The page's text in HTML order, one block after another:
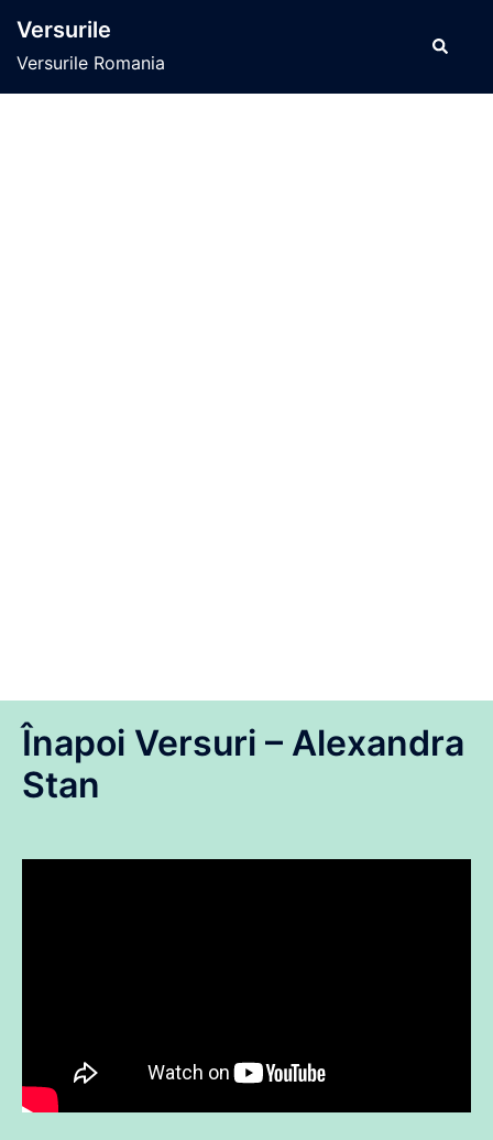
conținut
Versurile
Versurile Romania
Caută
Înapoi Versuri – Alexandra
Stan